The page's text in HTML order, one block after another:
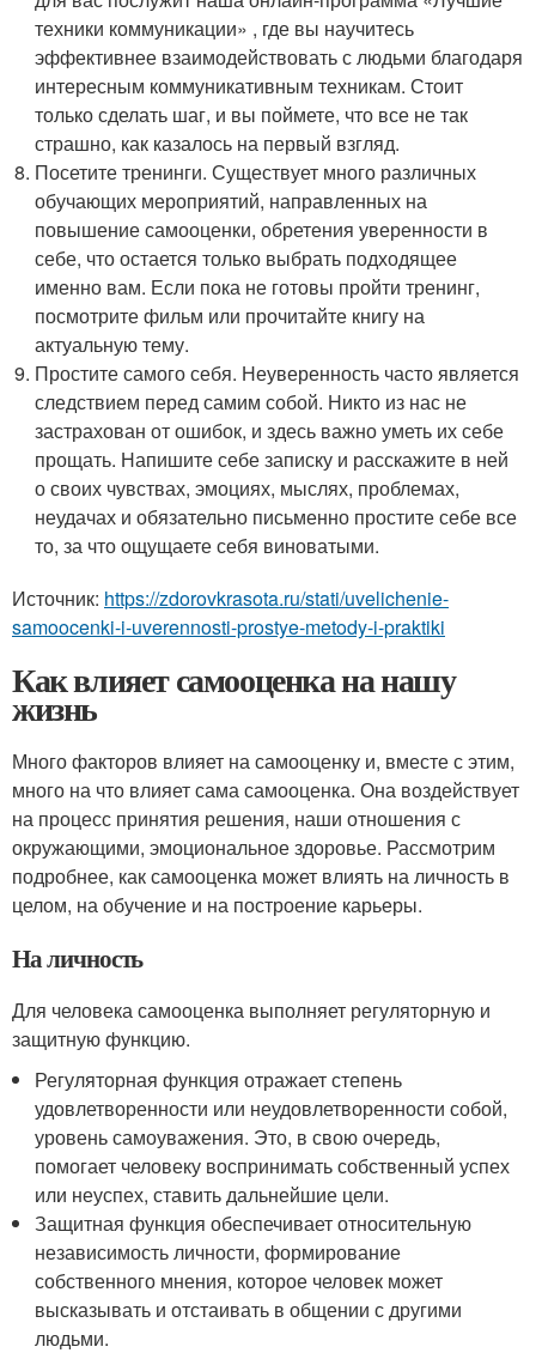
техники коммуникации» , где вы научитесь
эффективнее взаимодействовать с людьми благодаря
интересным коммуникативным техникам. Стоит
только сделать шаг, и вы поймете, что все не так
страшно, как казалось на первый взгляд.
Посетите тренинги. Существует много различных
обучающих мероприятий, направленных на
повышение самооценки, обретения уверенности в
себе, что остается только выбрать подходящее
именно вам. Если пока не готовы пройти тренинг,
посмотрите фильм или прочитайте книгу на
актуальную тему.
Простите самого себя. Неуверенность часто является
следствием перед самим собой. Никто из нас не
застрахован от ошибок, и здесь важно уметь их себе
прощать. Напишите себе записку и расскажите в ней
о своих чувствах, эмоциях, мыслях, проблемах,
неудачах и обязательно письменно простите себе все
то, за что ощущаете себя виноватыми.
Источник: https://zdorovkrasota.ru/stati/uvelichenie-
samoocenki-i-uverennosti-prostye-metody-i-praktiki
Как влияет самооценка на нашу
жизнь
Много факторов влияет на самооценку и, вместе с этим,
много на что влияет сама самооценка. Она воздействует
на процесс принятия решения, наши отношения с
окружающими, эмоциональное здоровье. Рассмотрим
подробнее, как самооценка может влиять на личность в
целом, на обучение и на построение карьеры.
На личность
Для человека самооценка выполняет регуляторную и
защитную функцию.
Регуляторная функция отражает степень
удовлетворенности или неудовлетворенности собой,
уровень самоуважения. Это, в свою очередь,
помогает человеку воспринимать собственный успех
или неуспех, ставить дальнейшие цели.
Защитная функция обеспечивает относительную
независимость личности, формирование
собственного мнения, которое человек может
высказывать и отстаивать в общении с другими
людьми.